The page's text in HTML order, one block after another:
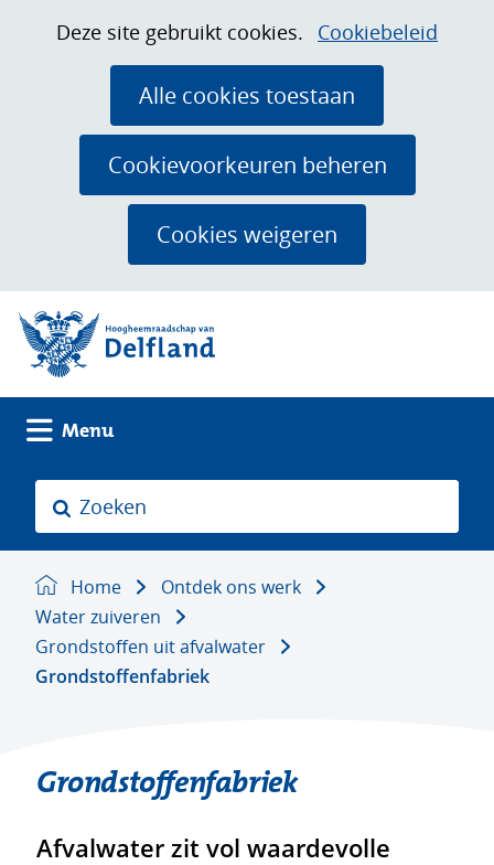
Cookies
toestaan?
Deze site gebruikt cookies. Cookiebeleid
worden
toegestaan
Alle cookies toestaan
Cookievoorkeuren beheren
Cookies weigeren
Ga
de
inhoud
(naar homepage)
MenuUitklappen
e
Zoeken
Home
Ontdek ons werk
Water zuiveren
Grondstoffen uit afvalwater
Grondstoffenfabriek
Grondstoffenfabriek
Afvalwater zit vol waardevolle